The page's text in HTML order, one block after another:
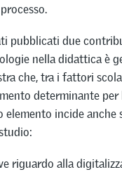
pubblicati due
nella didattica è
che, tra i fattori
determinante
elemento incide
riguardo alla